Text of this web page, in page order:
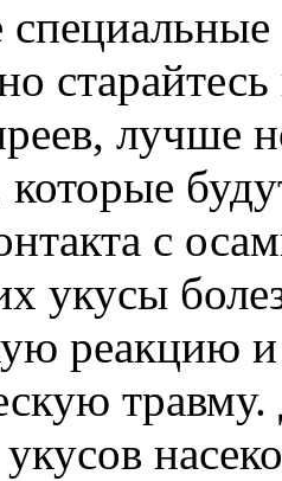
старайтесь
лучше
с
укусы
реакцию
травму.